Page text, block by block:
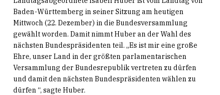
Baden-Württemberg in seiner Sitzung am heutigen
Mittwoch (22. Dezember) in die Bundesversammlung
gewählt worden. Damit nimmt Huber an der Wahl des
nächsten Bundespräsidenten teil. „Es ist mir eine große
Ehre, unser Land in der größten parlamentarischen
Versammlung der Bundesrepublik vertreten zu dürfen
und damit den nächsten Bundespräsidenten wählen zu
dürfen “, sagte Huber.